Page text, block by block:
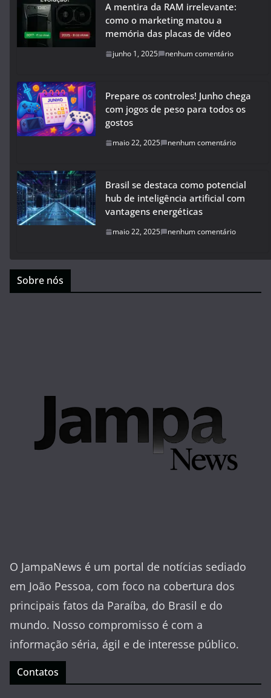
A mentira da RAM irrelevante:
como o marketing matou a
memória das placas de vídeo
junho 1, 2025 nenhum comentário
Prepare os controles! Junho chega
com jogos de peso para todos os
gostos
maio 22, 2025 nenhum comentário
Brasil se destaca como potencial
hub de inteligência artificial com
vantagens energéticas
maio 22, 2025 nenhum comentário
Sobre nós
O JampaNews é um portal de notícias sediado
em João Pessoa, com foco na cobertura dos
principais fatos da Paraíba, do Brasil e do
mundo. Nosso compromisso é com a
informação séria, ágil e de interesse público.
Contatos